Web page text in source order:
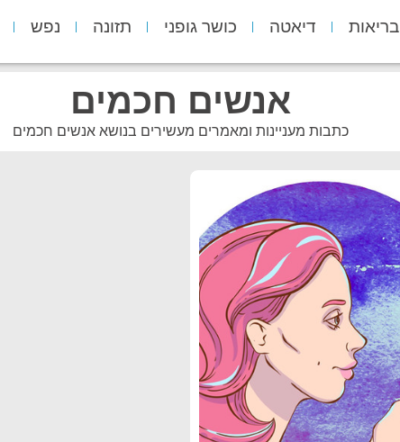
בריאות דיאטה כושר גופני תזונה נפש
אנשים חכמים
כתבות מעניינות ומאמרים מעשירים בנושא אנשים חכמים